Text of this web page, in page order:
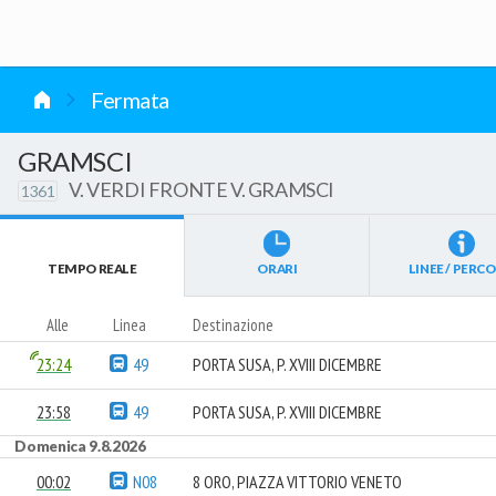
Fermata
GRAMSCI
1361 V. VERDI FRONTE V. GRAMSCI
TEMPO REALE ORARI LINEE /
Alle Linea Destinazione
23:24 49 PORTA SUSA, P. XVIII DICEMBRE
23:58 49 PORTA SUSA, P. XVIII DICEMBRE
Domenica 9.8.2026
00:02 N08 8 ORO, PIAZZA VITTORIO VENETO